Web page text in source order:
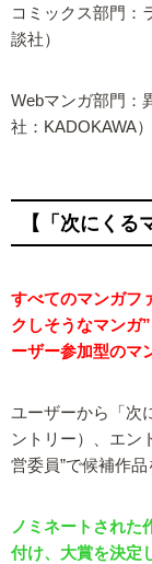
コミックス部門：
談社）
Webマンガ部門：
社：KADOKAWA）
【「次にくる
すべてのマンガフ
クしそうなマンガ
ーザー参加型のマ
ユーザーから「次
ントリー）、エン
営委員”で候補作品
ノミネートされた
付け、大賞を決定